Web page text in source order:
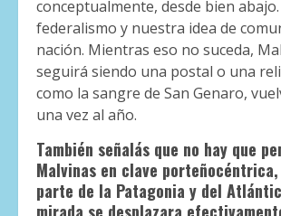
conceptualmente, desde bien
federalismo y nuestra idea de
nación. Mientras eso no suceda,
seguirá siendo una postal o una
como la sangre de San Genaro,
una vez al año.
También señalás que no hay que
Malvinas en clave
parte de la Patagonia y del